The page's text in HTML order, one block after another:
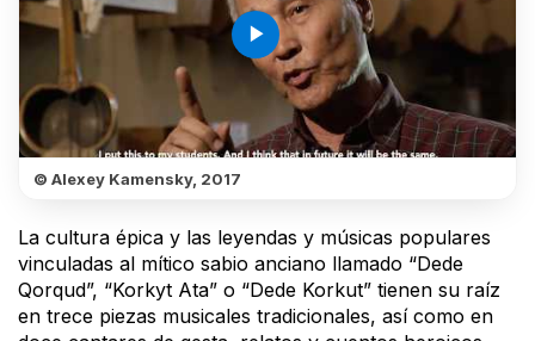
play_arrow
© Alexey Kamensky, 2017
La cultura épica y las leyendas y músicas populares
vinculadas al mítico sabio anciano llamado “Dede
Qorqud”, “Korkyt Ata” o “Dede Korkut” tienen su raíz
en trece piezas musicales tradicionales, así como en